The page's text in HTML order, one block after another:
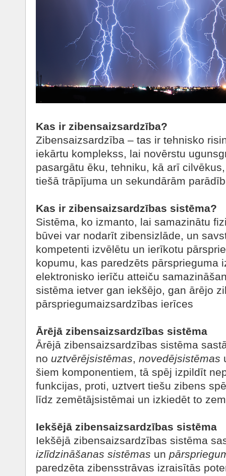
Kas ir zibensaizsardzība?
Zibensaizsardzība – tas ir tehnisko
iekārtu komplekss, lai novērstu
pasargātu ēku, tehniku, kā arī
tiešā trāpījuma un sekundārām
Kas ir zibensaizsardzības sistēma?
Sistēma, ko izmanto, lai samazinātu
būvei var nodarīt zibensizlāde, un
kompetenti izvēlētu un ierīkotu
kopumu, kas paredzēts pārsprieguma
elektronisko ierīču atteiču
sistēma ietver gan iekšējo, gan ārējo
pārspriegumaizsardzības ierīces
Ārējā zibensaizsardzības sistēma
Ārējā zibensaizsardzības sistēma
no uztvērējsistēmas, novedējsistēmas
šiem komponentiem, tā spēj izpildīt
funkcijas, proti, uztvert tiešu zibens
līdz zemētājsistēmai un izkiedēt to
Iekšējā zibensaizsardzības sistēma
Iekšējā zibensaizsardzības sistēma
izlīdzināšanas sistēmas un
paredzēta zibensstrāvas izraisītās